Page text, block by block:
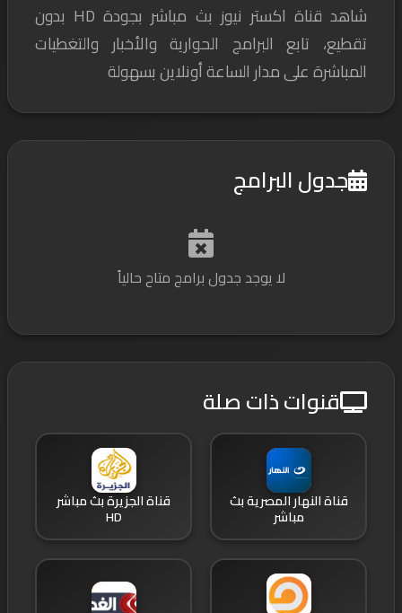
شاهد قناة اكستر نيوز بث مباشر بجودة HD بدون
تقطيع، تابع البرامج الحوارية والأخبار والتغطيات
المباشرة على مدار الساعة أونلاين بسهولة
جدول البرامج
لا يوجد جدول برامج متاح حالياً
قنوات ذات صلة
قناة النهار المصرية بث
مباشر
قناة الجزيرة بث مباشر
HD